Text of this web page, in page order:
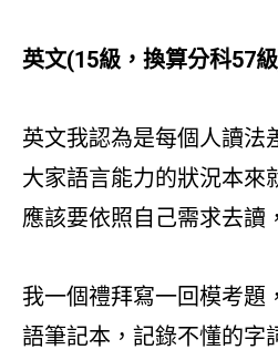
英文(15級，換算分科57
英文我認為是每個人讀法
大家語言能力的狀況本來
應該要依照自己需求去讀
我一個禮拜寫一回模考題
語筆記本，記錄不懂的字